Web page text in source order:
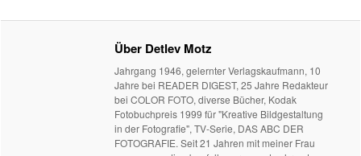
Über Detlev Motz
Jahrgang 1946, gelernter Verlagskaufmann, 10
Jahre bei READER DIGEST, 25 Jahre Redakteur
bei COLOR FOTO, diverse Bücher, Kodak
Fotobuchpreis 1999 für "Kreative Bildgestaltung
in der Fotografie", TV-Serie, DAS ABC DER
FOTOGRAFIE. Seit 21 Jahren mit meiner Frau